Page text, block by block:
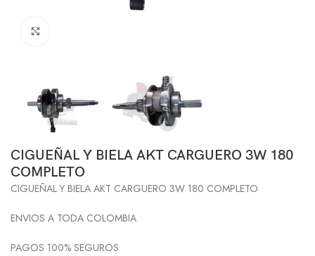
CIGUEÑAL Y BIELA AKT CARGUERO 3W 180
COMPLETO
CIGUEÑAL Y BIELA AKT CARGUERO 3W 180 COMPLETO
ENVIOS A TODA COLOMBIA
PAGOS 100% SEGUROS